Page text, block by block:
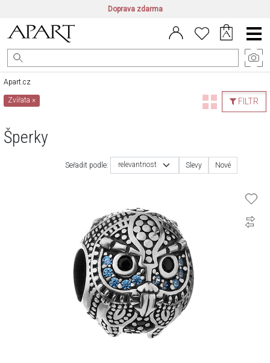
Doprava zdarma
CZ/CZK | EN/EUR PL/PLN
Main
Menu
Apart.cz
FILTR
Zvířata×
Šperky
Seřadit podle: relevantnost Slevy Nové